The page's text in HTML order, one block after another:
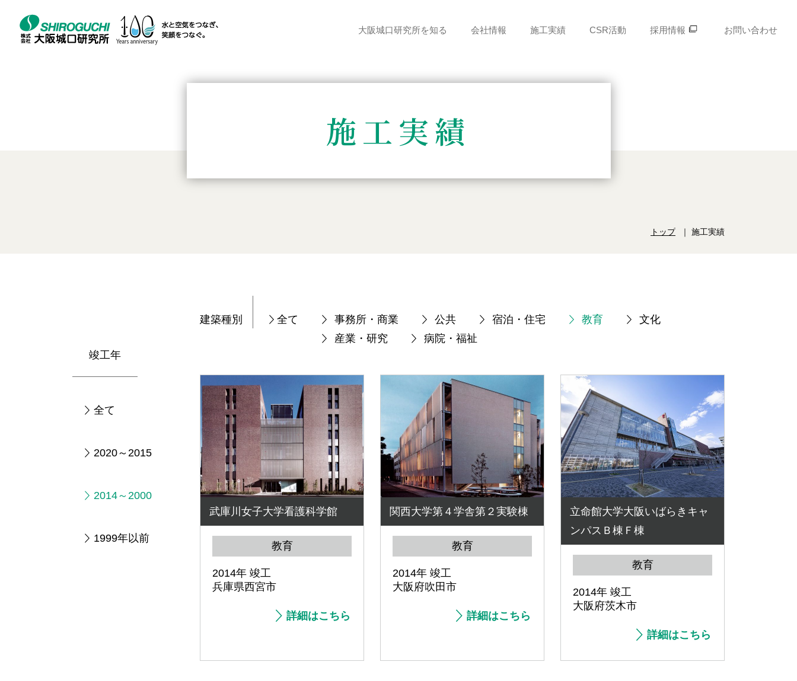
大阪城口研究所を知る 会社情報 施工実績 CSR活動 採用情報 お問い合わせ
施工実績
トップ 施工実績
建築種別 全て 事務所・商業 公共 宿泊・住宅 教育
文化
産業・研究
病院・福祉
武庫川女子大学看護科学館
教育
2014年 竣工
兵庫県西宮市
詳細はこちら
関西大学第４学舎第２実験棟
教育
2014年 竣工
大阪府吹田市
詳細はこちら
立命館大学大阪いばらきキャ
ンパスＢ棟Ｆ棟
教育
2014年 竣工
大阪府茨木市
詳細はこちら
竣工年
全て
2020～2015
2014～2000
1999年以前